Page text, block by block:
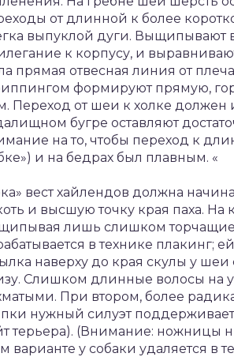
от длинной к более
выпуклой дуги. Выщипывают
к корпусу, и
прямая отвесная линия от
формируют прямую,
Переход от шеи к холке
бугре оставляют
на то, чтобы переход к
и на бедрах был плавным. «
вест хайлендов должна
и высшую точку края паха. На
лишь слишком торчащие
в технике плакинг;
наверху до края скулы у
Слишком длинные волосы на
При втором, более
нужный силуэт
терьера). (Внимание: ножницы
варианте у собаки удаляется в